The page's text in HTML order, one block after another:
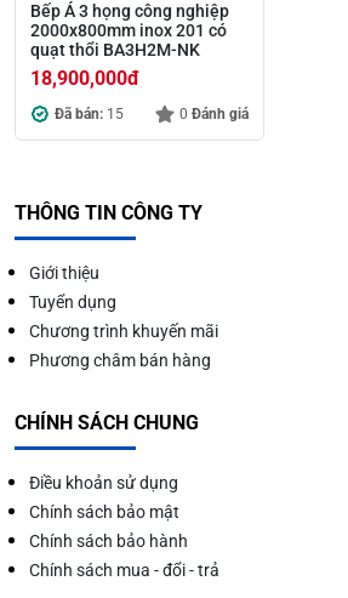
Bếp Á 3 họng công nghiệp
2000x800mm inox 201 có
quạt thổi BA3H2M-NK
18,900,000đ
Đã bán: 15 0 Đánh giá
THÔNG TIN CÔNG TY
Giới thiệu
Tuyển dụng
Chương trình khuyến mãi
Phương châm bán hàng
CHÍNH SÁCH CHUNG
Điều khoản sử dụng
Chính sách bảo mật
Chính sách bảo hành
Chính sách mua - đổi - trả